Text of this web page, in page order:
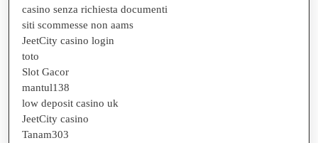
casino senza richiesta documenti
siti scommesse non aams
JeetCity casino login
toto
Slot Gacor
mantul138
low deposit casino uk
JeetCity casino
Tanam303